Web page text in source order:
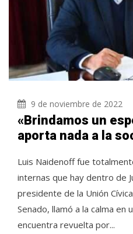
9 de noviembre de 2022
«Brindamos un
aporta nada a la
Luis Naidenoff fue
internas que hay dentro de
presidente de la Unión
Senado, llamó a la calma en
encuentra revuelta por...